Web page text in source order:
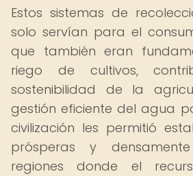
Estos sistemas de
solo servían para el
que también eran
riego de cultivos,
sostenibilidad de la
gestión eficiente del agua
civilización les permitió
prósperas y
regiones donde el